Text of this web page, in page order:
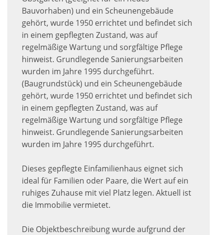
Bauvorhaben) und ein Scheunengebäude
gehört, wurde 1950 errichtet und befindet sich
in einem gepflegten Zustand, was auf
regelmäßige Wartung und sorgfältige Pflege
hinweist. Grundlegende Sanierungsarbeiten
wurden im Jahre 1995 durchgeführt.
(Baugrundstück) und ein Scheunengebäude
gehört, wurde 1950 errichtet und befindet sich
in einem gepflegten Zustand, was auf
regelmäßige Wartung und sorgfältige Pflege
hinweist. Grundlegende Sanierungsarbeiten
wurden im Jahre 1995 durchgeführt.
Dieses gepflegte Einfamilienhaus eignet sich
ideal für Familien oder Paare, die Wert auf ein
ruhiges Zuhause mit viel Platz legen. Aktuell ist
die Immobilie vermietet.
Die Objektbeschreibung wurde aufgrund der